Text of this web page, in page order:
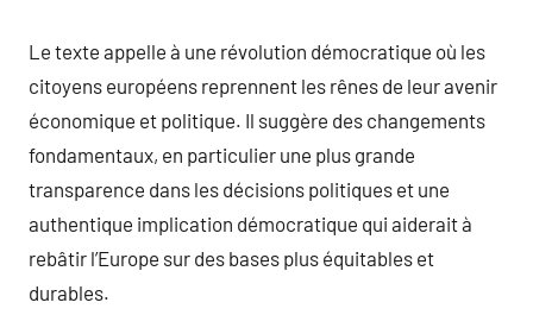
Le texte appelle à une révolution démocratique où les
citoyens européens reprennent les rênes de leur avenir
économique et politique. Il suggère des changements
fondamentaux, en particulier une plus grande
transparence dans les décisions politiques et une
authentique implication démocratique qui aiderait à
rebâtir l’Europe sur des bases plus équitables et
durables.